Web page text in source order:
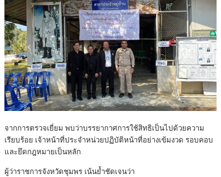
จากการตรวจเยี่ยม พบว่าบรรยากาศการใช้สิทธิเป็นไปด้วยความ
เรียบร้อย เจ้าหน้าที่ประจำหน่วยปฏิบัติหน้าที่อย่างเข้มงวด รอบคอบ
และยึดกฎหมายเป็นหลัก
ผู้ว่าราชการจังหวัดชุมพร เน้นย้ำชัดเจนว่า